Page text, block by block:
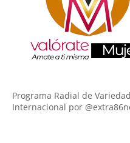
Programa Radial de
Internacional por